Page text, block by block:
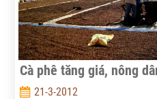
Cà phê tăng giá, nông
21-3-2012